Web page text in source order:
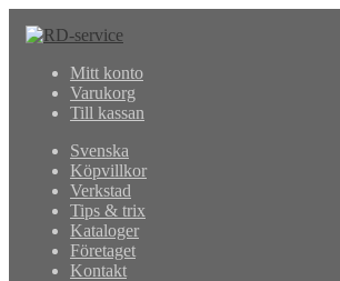
Hoppa
navigering
Hoppa
innehållMitt konto
Varukorg
Till kassan
Svenska
Köpvillkor
Verkstad
Tips & trix
Kataloger
Företaget
Kontakt